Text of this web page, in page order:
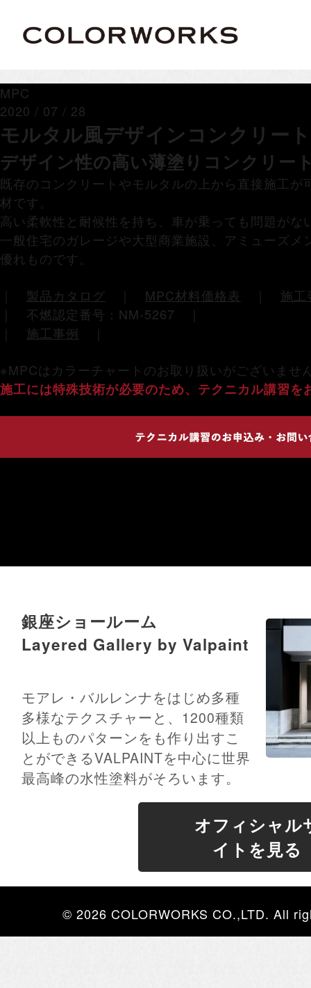
MPC
2020 / 07 / 28
モルタル風デザインコンクリー
デザイン性の高い薄塗りコンクリー
既存のコンクリートやモルタルの上から直接施工
材です。
高い柔軟性と耐候性を持ち、車が乗っても問題がな
一般住宅のガレージや大型商業施設、アミューズ
優れものです。
製品カタログ MPC材料価格表
施工
｜ 不燃認定番号：NM-5267 ｜
施工事例
※MPCはカラーチャートのお取り扱いがございませ
施工には特殊技術が必要のため、テクニカル講習を
銀座ショールーム
Layered Gallery by Valpaint
モアレ・バルレンナをはじめ多種
多様なテクスチャーと、1200種類
以上ものパターンをも作り出すこ
とができるVALPAINTを中心に世界
最高峰の水性塗料がそろいます。
オフィシャル
イトを見る
© 2026 COLORWORKS CO.,LTD. All